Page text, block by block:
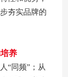
夯实品牌的
养
“同频”；从